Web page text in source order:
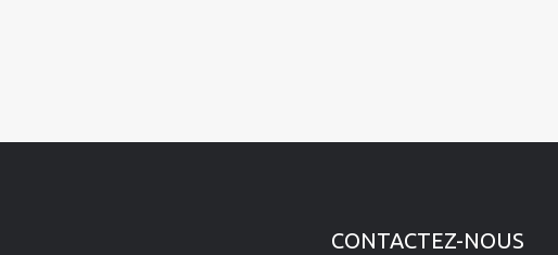
CONTACTEZ-NOUS